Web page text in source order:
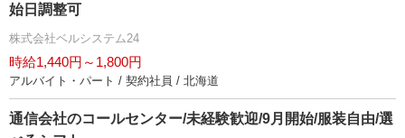
始日調整可
株式会社ベルシステム24
時給1,440円～1,800円
アルバイト・パート / 契約社員 / 北海道
通信会社のコールセンター/未経験歓迎/9月開始/服装自由/選